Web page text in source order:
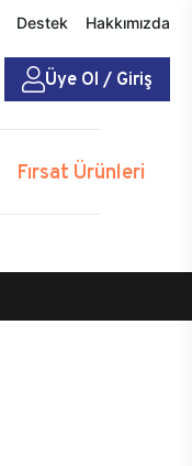
Destek Hakkımızda
Üye Ol / Giriş
Fırsat Ürünleri